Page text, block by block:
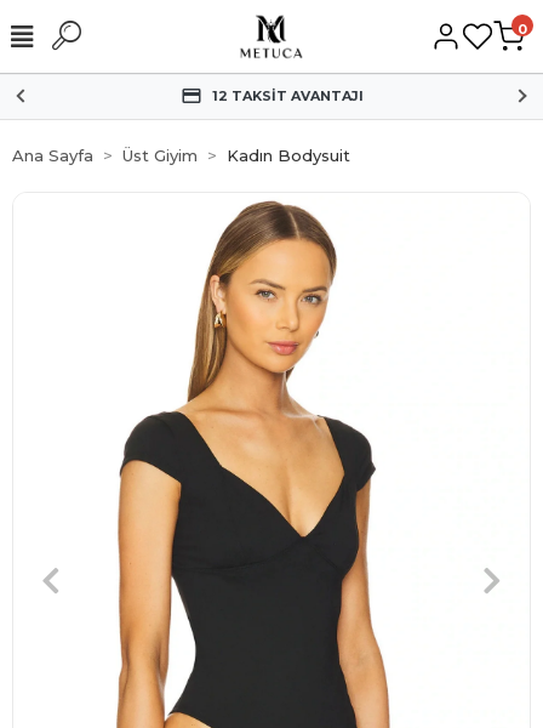
0
12 TAKSİT AVANTAJI
Ana Sayfa Üst Giyim Kadın Bodysuit